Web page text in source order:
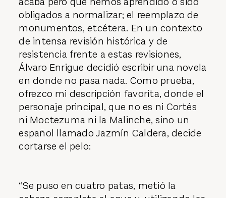
Álvaro Enrigue; una pandemia que no
acaba pero que hemos aprendido o sido
obligados a normalizar; el reemplazo de
monumentos, etcétera. En un contexto
de intensa revisión histórica y de
resistencia frente a estas revisiones,
Álvaro Enrigue decidió escribir una novela
en donde no pasa nada. Como prueba,
ofrezco mi descripción favorita, donde el
personaje principal, que no es ni Cortés
ni Moctezuma ni la Malinche, sino un
español llamado Jazmín Caldera, decide